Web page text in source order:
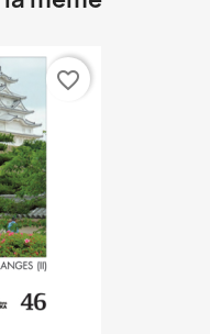
favorite_border